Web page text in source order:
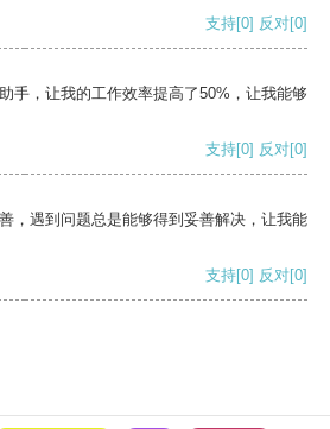
支持[0] 反对[0]
手，让我的工作效率提高了50%，让我能够
支持[0] 反对[0]
，遇到问题总是能够得到妥善解决，让我能
支持[0] 反对[0]